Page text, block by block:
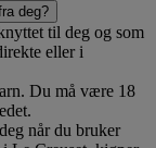
deg?
til deg og som
eller i
Du må være 18
når du bruker